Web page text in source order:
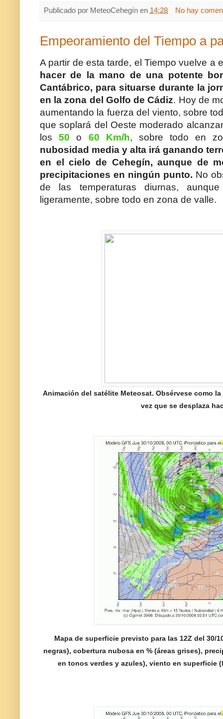
Publicado por MeteoCehegín en 14:28 No hay
Empeoramiento del Tiempo a
A partir de esta tarde, el Tiempo vuelve a
hacer de la mano de una potente
Cantábrico, para situarse durante la
en la zona del Golfo de Cádiz. Hoy de
aumentando la fuerza del viento, sobre
que soplará del Oeste moderado
los50 o 60 Km/h, sobre todo en
nubosidad media y alta irá ganando
en el cielo de Cehegín, aunque de
precipitaciones en ningún punto. No
de las temperaturas diurnas,
ligeramente, sobre todo en zona de valle.
Animación del satélite Meteosat. Obsérvese como
vez que se desplaza
Mapa de superficie previsto para las 12Z del 30/
negras), cobertura nubosa en % (áreas grises),
en tonos verdes y azules), viento en superficie